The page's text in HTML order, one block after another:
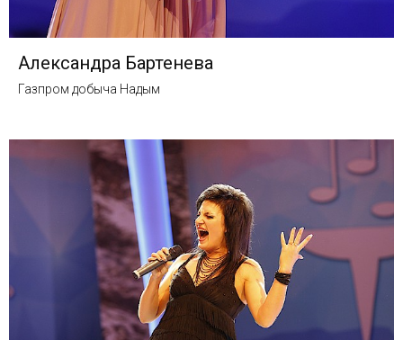
Александра Бартенева
Газпром добыча Надым